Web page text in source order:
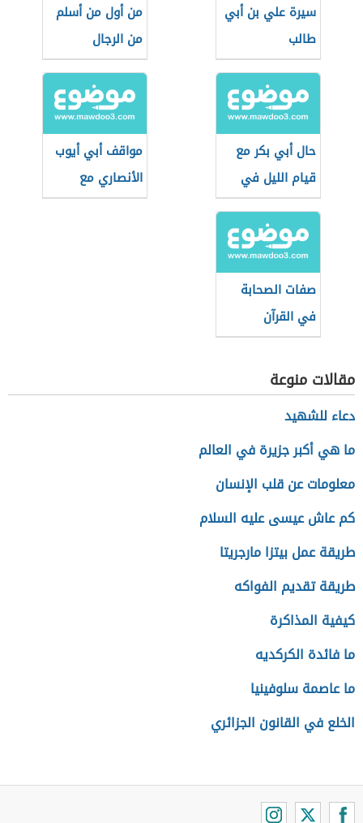
سيرة علي بن أبي
طالب
من أول من أسلم
من الرجال
حال أبي بكر مع
قيام الليل في
رمضان
مواقف أبي أيوب
الأنصاري مع
الرسول الكريم
صفات الصحابة
في القرآن
مقالات منوعة
دعاء للشهيد
ما هي أكبر جزيرة في العالم
معلومات عن قلب الإنسان
كم عاش عيسى عليه السلام
طريقة عمل بيتزا مارجريتا
طريقة تقديم الفواكه
كيفية المذاكرة
ما فائدة الكركديه
ما عاصمة سلوفينيا
الخلع في القانون الجزائري